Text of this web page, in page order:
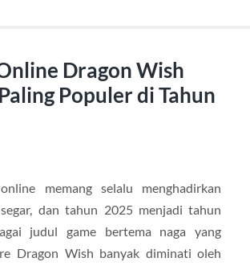
Dragon Wish
Populer di Tahun
memang selalu menghadirkan
dan tahun 2025 menjadi tahun
judul game bertema naga yang
Dragon Wish banyak diminati oleh